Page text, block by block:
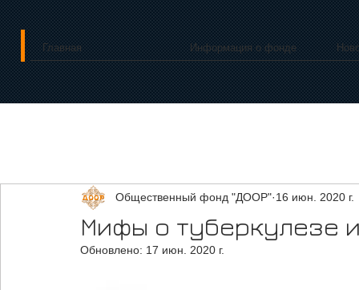
Главная Информация о фонде
Мифы о туберкулезе и
Общественный фонд "ДООР" 16 июн. 2020 г.
Обновлено: 17 июн. 2020 г.